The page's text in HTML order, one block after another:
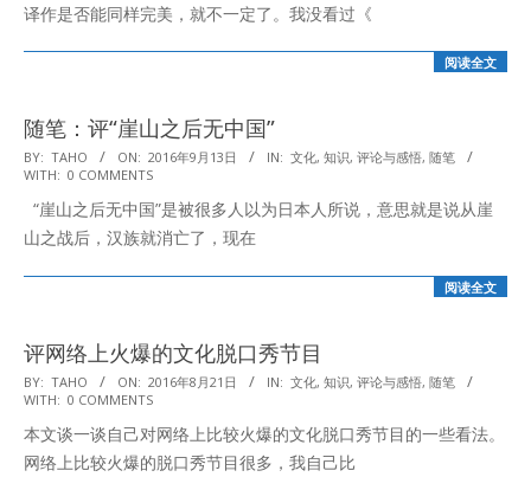
译作是否能同样完美，就不一定了。我没看过《
阅读全文
随笔：评“崖山之后无中国”
2016-
09-
13
BY: TAHO ON: 2016年9月13日 IN: 文化, 知识, 评论与感悟, 随笔
WITH: 0 COMMENTS
“崖山之后无中国”是被很多人以为日本人所说，意思就是说从崖
山之战后，汉族就消亡了，现在
阅读全文
评网络上火爆的文化脱口秀节目
2016-
08-
21
BY: TAHO ON: 2016年8月21日 IN: 文化, 知识, 评论与感悟, 随笔
WITH: 0 COMMENTS
本文谈一谈自己对网络上比较火爆的文化脱口秀节目的一些看法。
网络上比较火爆的脱口秀节目很多，我自己比